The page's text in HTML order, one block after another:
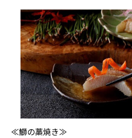
≪鰤の藁焼き≫